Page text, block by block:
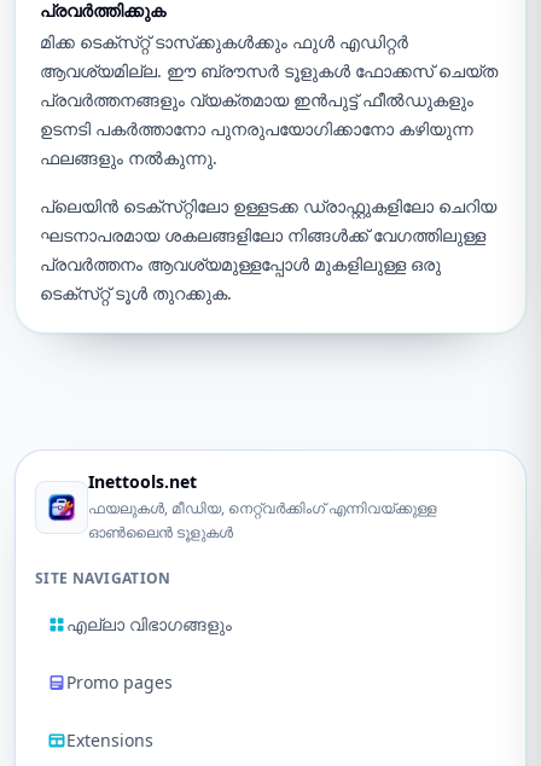
പ്രവർത്തിക്കുക
മിക്ക ടെക്‌സ്‌റ്റ് ടാസ്‌ക്കുകൾക്കും ഫുൾ എഡിറ്റർ
ആവശ്യമില്ല. ഈ ബ്രൗസർ ടൂളുകൾ ഫോക്കസ് ചെയ്‌ത
പ്രവർത്തനങ്ങളും വ്യക്തമായ ഇൻപുട്ട് ഫീൽഡുകളും
ഉടനടി പകർത്താനോ പുനരുപയോഗിക്കാനോ കഴിയുന്ന
ഫലങ്ങളും നൽകുന്നു.
പ്ലെയിൻ ടെക്‌സ്‌റ്റിലോ ഉള്ളടക്ക ഡ്രാഫ്റ്റുകളിലോ ചെറിയ
ഘടനാപരമായ ശകലങ്ങളിലോ നിങ്ങൾക്ക് വേഗത്തിലുള്ള
പ്രവർത്തനം ആവശ്യമുള്ളപ്പോൾ മുകളിലുള്ള ഒരു
ടെക്‌സ്‌റ്റ് ടൂൾ തുറക്കുക.
Inettools.net
ഫയലുകൾ, മീഡിയ, നെറ്റ്‌വർക്കിംഗ് എന്നിവയ്ക്കുള്ള
ഓൺലൈൻ ടൂളുകൾ
SITE NAVIGATION
എല്ലാ വിഭാഗങ്ങളും
Promo pages
Extensions